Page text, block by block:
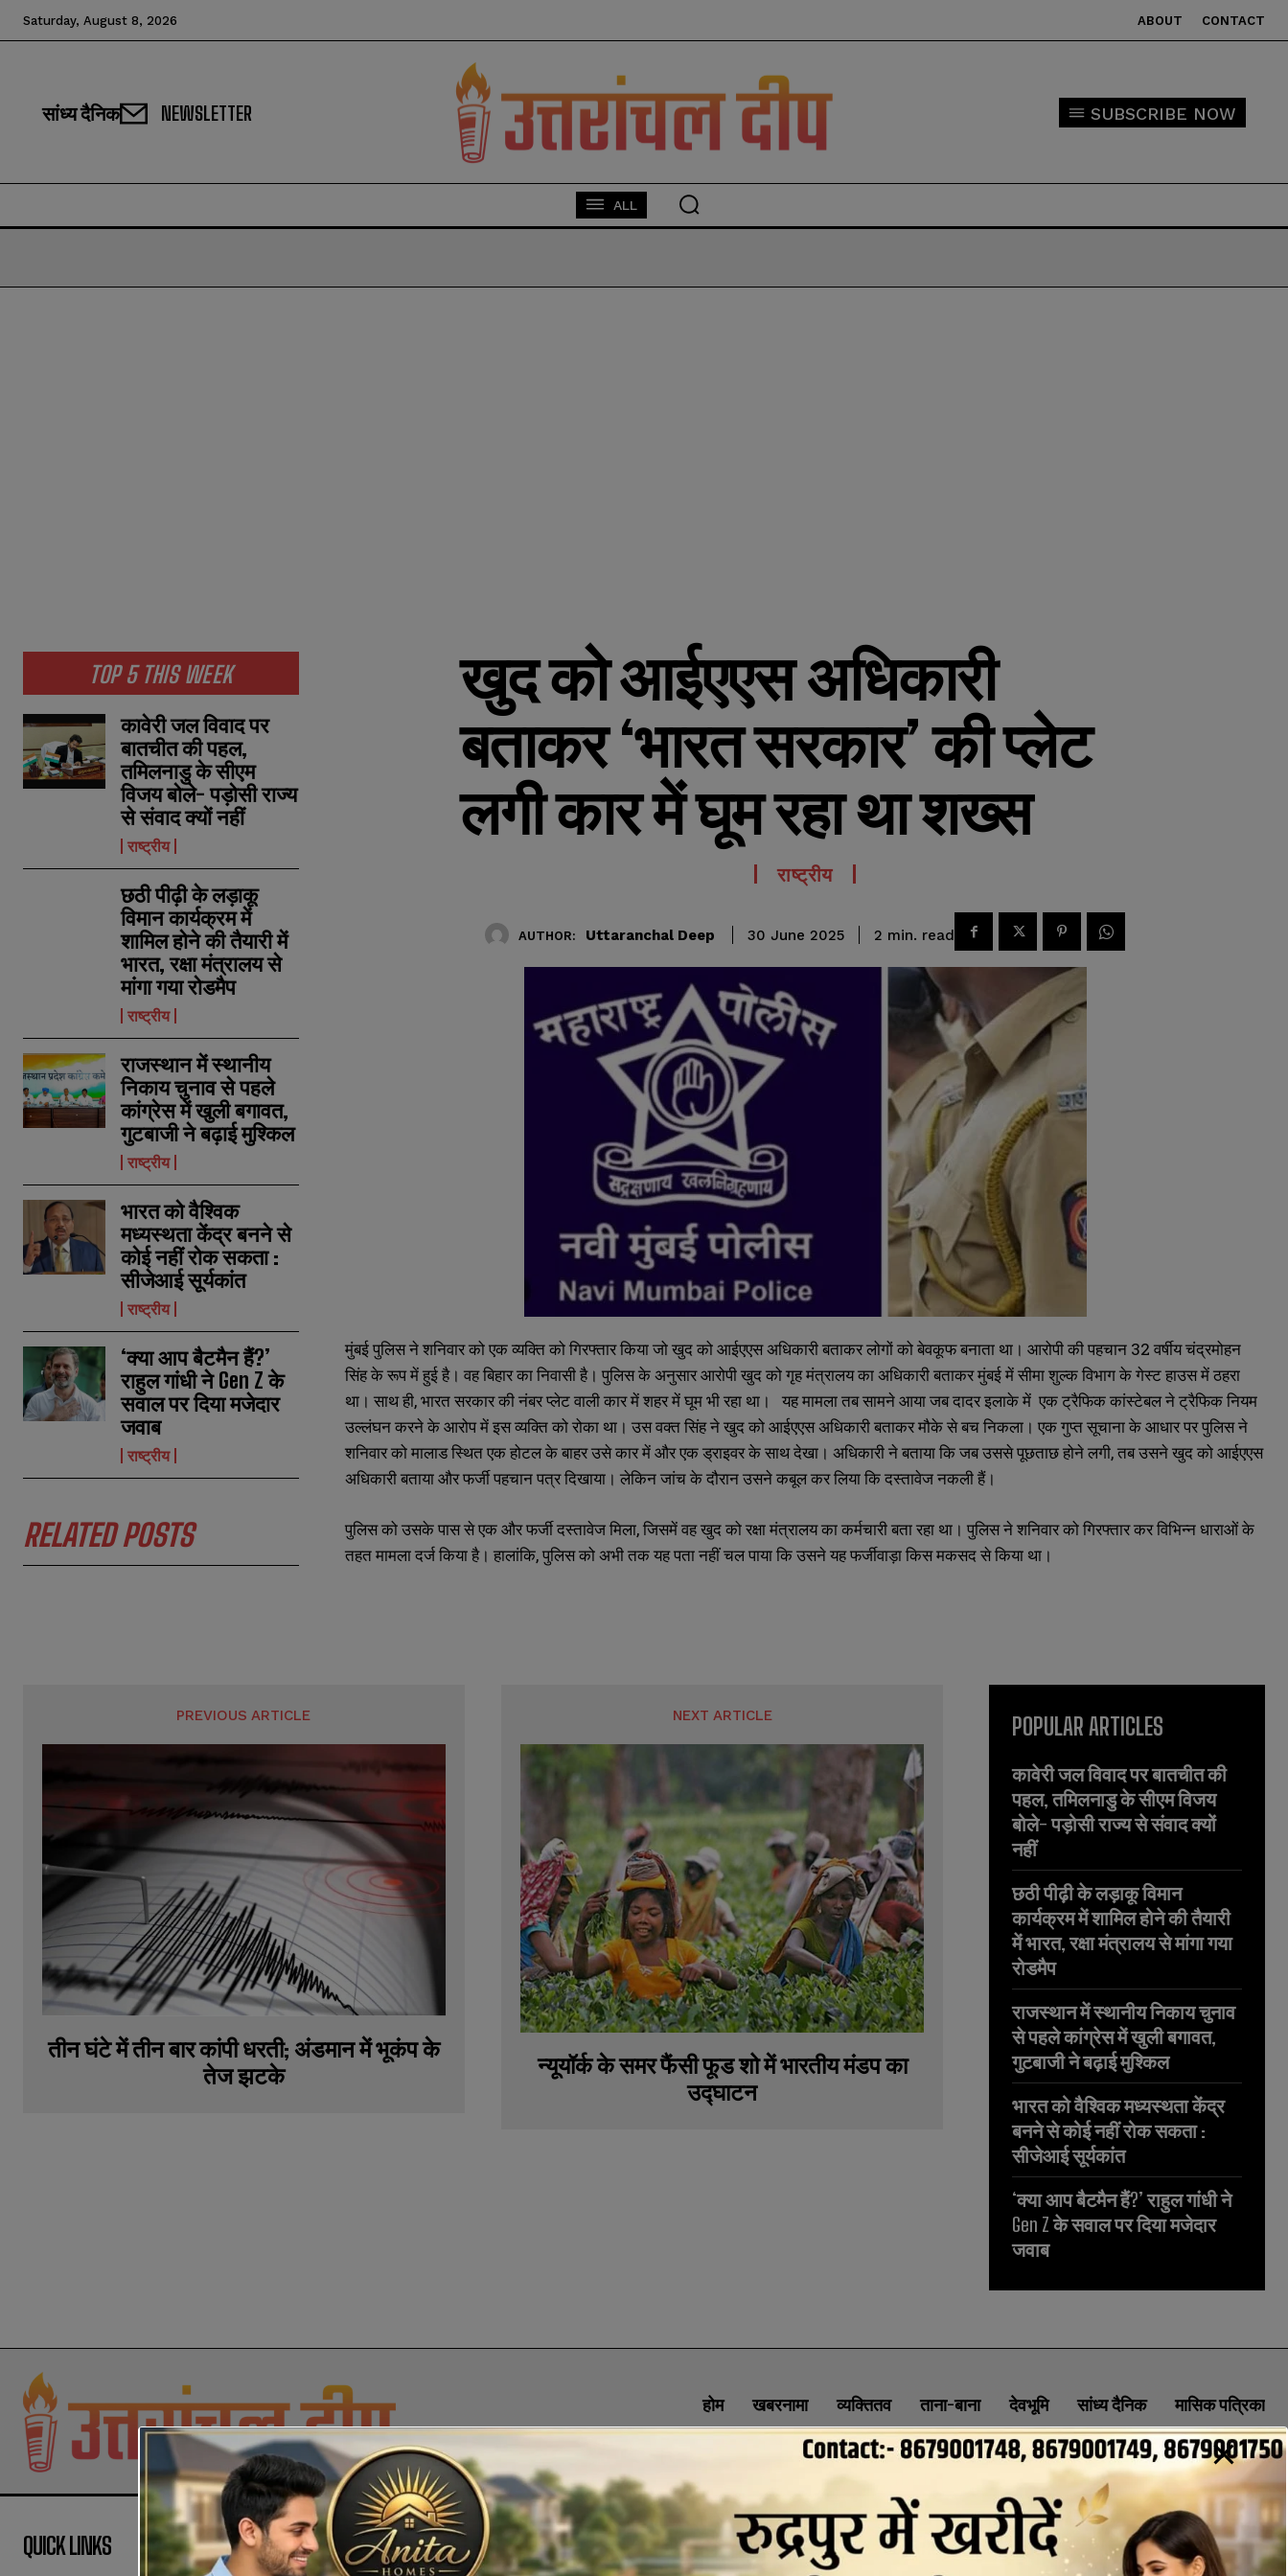
m
e
*
E
m
a
i
l
*
u
m
b
e
s
SUBMIT
m
e
*
E
m
a
i
l
*
u
m
b
e
s
SUBMIT
Saturday, August 8, 2026 ABOUT CONTACT
सांध्य दैनिक NEWSLETTER SUBSCRIBE NOW
ALL
TOP 5 THIS WEEK
कावेरी जल विवाद पर
बातचीत की पहल,
तमिलनाडु के सीएम
विजय बोले- पड़ोसी राज्य
से संवाद क्यों नहीं
राष्ट्रीय
छठी पीढ़ी के लड़ाकू
विमान कार्यक्रम में
शामिल होने की तैयारी में
भारत, रक्षा मंत्रालय से
मांगा गया रोडमैप
राष्ट्रीय
राजस्थान में स्थानीय
निकाय चुनाव से पहले
कांग्रेस में खुली बगावत,
गुटबाजी ने बढ़ाई मुश्किल
राष्ट्रीय
भारत को वैश्विक
मध्यस्थता केंद्र बनने से
कोई नहीं रोक सकता :
सीजेआई सूर्यकांत
राष्ट्रीय
‘क्या आप बैटमैन हैं?’
राहुल गांधी ने Gen Z के
सवाल पर दिया मजेदार
जवाब
राष्ट्रीय
RELATED POSTS
खुद को आईएएस अधिकारी
बताकर ‘भारत सरकार’ की प्लेट
लगी कार में घूम रहा था शख्स
राष्ट्रीय
AUTHOR: Uttaranchal Deep 30 June 2025 2 min. read
मुंबई पुलिस ने शनिवार को एक व्यक्ति को गिरफ्तार किया जो खुद को आईएएस अधिकारी बताकर लोगों को बेवकूफ बनाता था। आरोपी की पहचान 32 वर्षीय चंद्रमोहन
सिंह के रूप में हुई है। वह बिहार का निवासी है। पुलिस के अनुसार आरोपी खुद को गृह मंत्रालय का अधिकारी बताकर मुंबई में सीमा शुल्क विभाग के गेस्ट हाउस में ठहरा
था। साथ ही, भारत सरकार की नंबर प्लेट वाली कार में शहर में घूम भी रहा था। यह मामला तब सामने आया जब दादर इलाके में एक ट्रैफिक कांस्टेबल ने ट्रैफिक नियम
उल्लंघन करने के आरोप में इस व्यक्ति को रोका था। उस वक्त सिंह ने खुद को आईएएस अधिकारी बताकर मौके से बच निकला। एक गुप्त सूचाना के आधार पर पुलिस ने
शनिवार को मालाड स्थित एक होटल के बाहर उसे कार में और एक ड्राइवर के साथ देखा। अधिकारी ने बताया कि जब उससे पूछताछ होने लगी, तब उसने खुद को आईएएस
अधिकारी बताया और फर्जी पहचान पत्र दिखाया। लेकिन जांच के दौरान उसने कबूल कर लिया कि दस्तावेज नकली हैं।
पुलिस को उसके पास से एक और फर्जी दस्तावेज मिला, जिसमें वह खुद को रक्षा मंत्रालय का कर्मचारी बता रहा था। पुलिस ने शनिवार को गिरफ्तार कर विभिन्न धाराओं के
तहत मामला दर्ज किया है। हालांकि, पुलिस को अभी तक यह पता नहीं चल पाया कि उसने यह फर्जीवाड़ा किस मकसद से किया था।
PREVIOUS ARTICLE
तीन घंटे में तीन बार कांपी धरती; अंडमान में भूकंप के
तेज झटके
NEXT ARTICLE
न्यूयॉर्क के समर फैंसी फूड शो में भारतीय मंडप का
उद्घाटन
POPULAR ARTICLES
कावेरी जल विवाद पर बातचीत की
पहल, तमिलनाडु के सीएम विजय
बोले- पड़ोसी राज्य से संवाद क्यों
नहीं
छठी पीढ़ी के लड़ाकू विमान
कार्यक्रम में शामिल होने की तैयारी
में भारत, रक्षा मंत्रालय से मांगा गया
रोडमैप
राजस्थान में स्थानीय निकाय चुनाव
से पहले कांग्रेस में खुली बगावत,
गुटबाजी ने बढ़ाई मुश्किल
भारत को वैश्विक मध्यस्थता केंद्र
बनने से कोई नहीं रोक सकता :
सीजेआई सूर्यकांत
‘क्या आप बैटमैन हैं?’ राहुल गांधी ने
Gen Z के सवाल पर दिया मजेदार
जवाब
होम खबरनामा व्यक्तितव ताना-बाना देवभूमि सांध्य दैनिक मासिक पत्रिका
ABOUT CONTACT PRIVACY POLICY NEWSLETTER
QUICK LINKS SOCIAL MEDIA CONTACT INFORMATION